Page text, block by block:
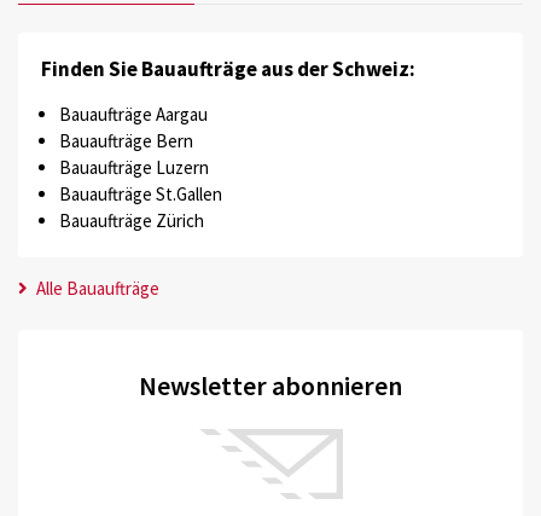
Finden Sie Bauaufträge aus der Schweiz:
Bauaufträge Aargau
Bauaufträge Bern
Bauaufträge Luzern
Bauaufträge St.Gallen
Bauaufträge Zürich
Alle Bauaufträge
Newsletter abonnieren